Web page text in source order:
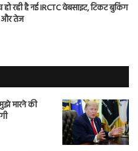
रही है नई IRCTC वेबसाइट, टिकट बुकिंग
और तेज
मारने की